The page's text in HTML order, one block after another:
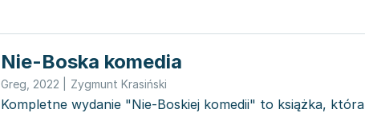
Nie-Boska komedia
Greg 2022 Zygmunt Krasiński
Kompletne wydanie "Nie-Boskiej komedii" to książka, która